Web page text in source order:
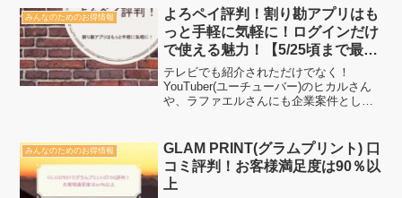
較して分かった「あなたが1番得する」裏
技を使っ...
みんなのためのお得情報
よろペイ評判！割り勘アプリはも
っと手軽に気軽に！ログインだけ
で使える魅力！【5/25頃まで最大
10万円チャンス】
テレビでも紹介されただけでなく！
YouTuber(ユーチューバー)のヒカルさん
や、ラファエルさんにも企業案件として
開始する事が出来て、手軽に割り勘出来
る！何より人気...
みんなのためのお得情報
GLAM PRINT(グラムプリント) 口
コミ評判！お客様満足度は90％以
上